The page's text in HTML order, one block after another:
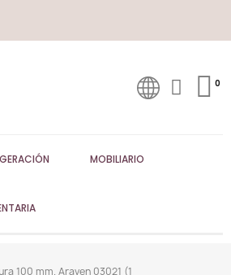
MOBILIARIO
100 mm. Araven 03021 (1